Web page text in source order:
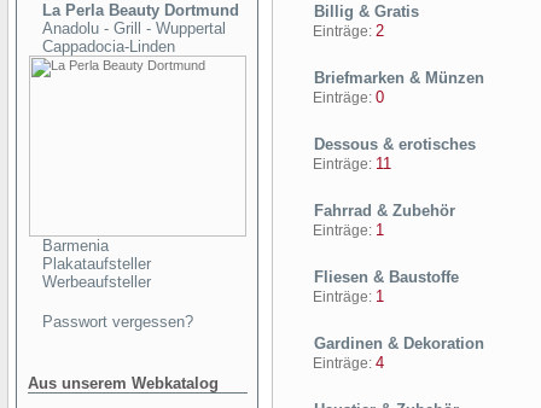
La Perla Beauty Dortmund
Anadolu - Grill - Wuppertal
Cappadocia-Linden
Barmenia
Plakataufsteller
Werbeaufsteller
Passwort vergessen?
Aus unserem Webkatalog
Billig & Gratis
Einträge: 2
Briefmarken & Münzen
Einträge: 0
Dessous & erotisches
Einträge: 11
Fahrrad & Zubehör
Einträge: 1
Fliesen & Baustoffe
Einträge: 1
Gardinen & Dekoration
Einträge: 4